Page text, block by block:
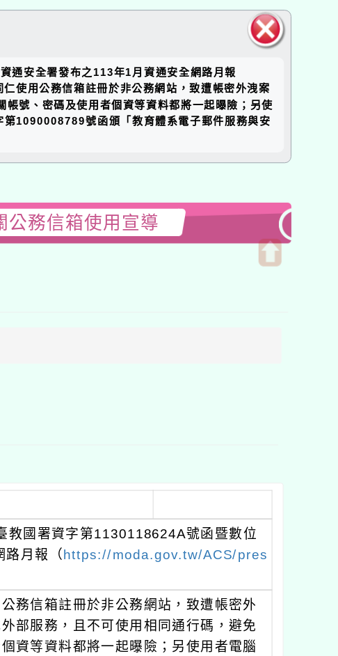
通安全署發布之113年1月資通安全網路月報
用公務信箱註冊於非公務網站，致遭帳密外洩案
號、密碼及使用者個資等資料都將一起曝險；另使
1090008789號函頒「教育體系電子郵件服務與安
公務信箱使用宣導
教國署資字第1130118624A號函暨數位
路月報（https://moda.gov.tw/ACS/pres
務信箱註冊於非公務網站，致遭帳密外
部服務，且不可使用相同通行碼，避免
資等資料都將一起曝險；另使用者電腦